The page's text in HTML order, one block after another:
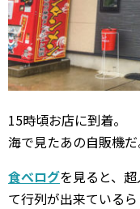
15時頃お店に到着。
海で見たあの自販機だ
食べログを見ると、
て行列が出来ている